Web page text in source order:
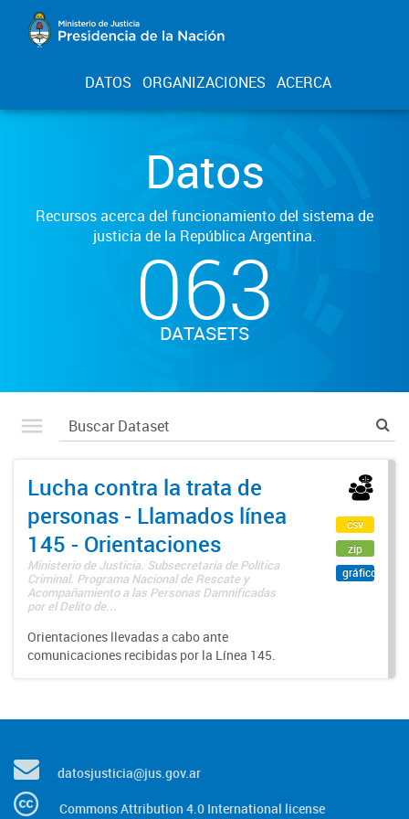
DATOS ORGANIZACIONES ACERCA
Datos
Recursos acerca del funcionamiento del sistema de
justicia de la República Argentina.
063
DATASETS
Lucha contra la trata de
personas - Llamados línea
145 - Orientaciones
Ministerio de Justicia. Subsecretaría de Política
Criminal. Programa Nacional de Rescate y
Acompañamiento a las Personas Damnificadas
por el Delito de...
Orientaciones llevadas a cabo ante
comunicaciones recibidas por la Línea 145.
csv
zip
gráfico
datosjusticia@jus.gov.ar
Commons Attribution 4.0 International license